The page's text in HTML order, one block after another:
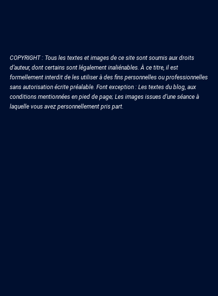
COPYRIGHT : Tous les textes et images de ce site sont soumis aux droits
d’auteur, dont certains sont légalement inaliénables. À ce titre, il est
formellement interdit de les utiliser à des fins personnelles ou professionnelles
sans autorisation écrite préalable. Font exception : Les textes du blog, aux
conditions mentionnées en pied de page; Les images issues d’une séance à
laquelle vous avez personnellement pris part.